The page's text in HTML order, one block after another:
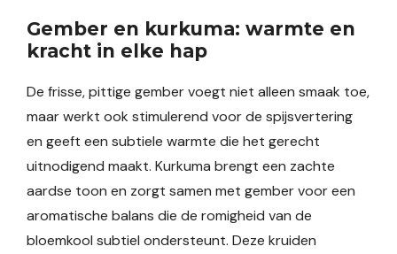
Gember en kurkuma: warmte en
kracht in elke hap
De frisse, pittige gember voegt niet alleen smaak toe,
maar werkt ook stimulerend voor de spijsvertering
en geeft een subtiele warmte die het gerecht
uitnodigend maakt. Kurkuma brengt een zachte
aardse toon en zorgt samen met gember voor een
aromatische balans die de romigheid van de
bloemkool subtiel ondersteunt. Deze kruiden